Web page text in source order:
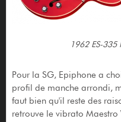
1962 ES-335
Pour la SG, Epiphone a
profil de manche arrondi,
faut bien qu'il reste des
retrouve le vibrato